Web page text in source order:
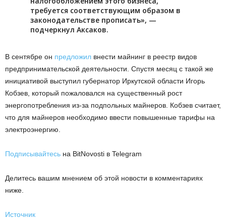
требуется соответствующим образом в
законодательстве прописать», —
подчеркнул Аксаков.
В сентябре он предложил внести майнинг в реестр видов
предпринимательской деятельности. Спустя месяц с такой же
инициативой выступил губернатор Иркутской области Игорь
Кобзев, который пожаловался на существенный рост
энергопотребления из-за подпольных майнеров. Кобзев считает,
что для майнеров необходимо ввести повышенные тарифы на
электроэнергию.
Подписывайтесь на BitNovosti в Telegram
Делитесь вашим мнением об этой новости в комментариях
ниже.
Источник